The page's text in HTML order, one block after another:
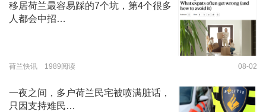
移居荷兰最容易踩的7个坑，第4个很多
人都会中招…
荷兰快讯 1989阅读 08-02
一夜之间，多户荷兰民宅被喷满脏话，
只因支持难民…